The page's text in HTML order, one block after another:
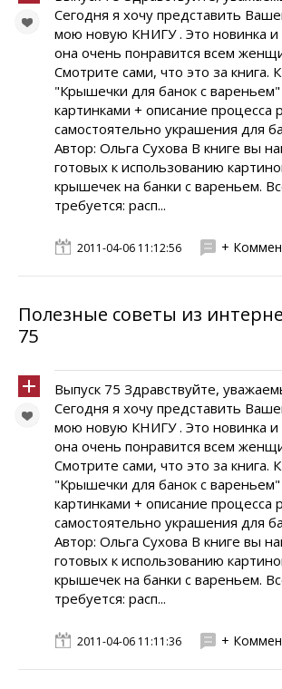
Сегодня я хочу представить
мою новую КНИГУ . Это новинка и
она очень понравится всем
Смотрите сами, что это за книга.
"Крышечки для банок с
картинками + описание
самостоятельно украшения для
Автор: Ольга Сухова В книге вы
готовых к использованию
крышечек на банки с вареньем.
требуется: расп...
2011-04-06 11:12:56 +
Полезные советы из
75
Выпуск 75 Здравствуйте,
Сегодня я хочу представить
мою новую КНИГУ . Это новинка и
она очень понравится всем
Смотрите сами, что это за книга.
"Крышечки для банок с
картинками + описание
самостоятельно украшения для
Автор: Ольга Сухова В книге вы
готовых к использованию
крышечек на банки с вареньем.
требуется: расп...
2011-04-06 11:11:36 +